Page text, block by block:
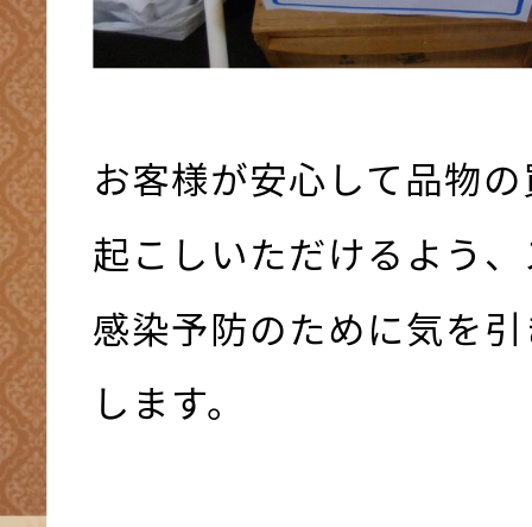
お客様が安心して品物
起こしいただけるよう
感染予防のために気を
します。